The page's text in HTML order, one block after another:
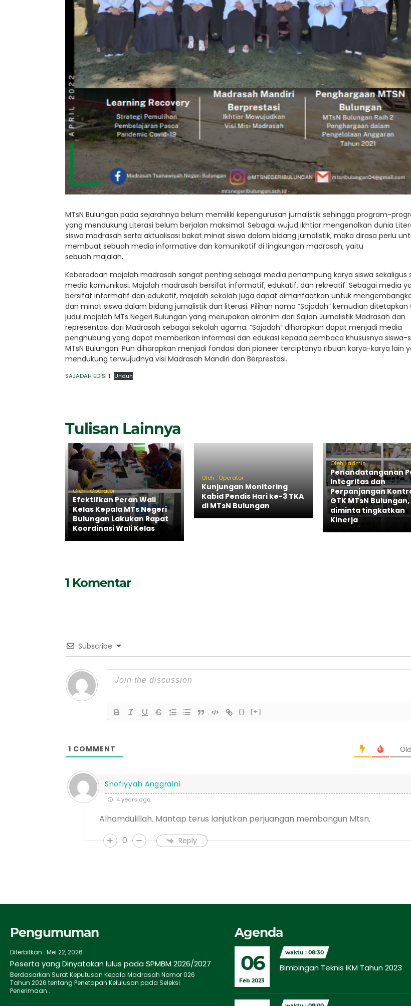
MTsN Bulungan pada sejarahnya belum memiliki kepengurusan jurnalistik sehingga program-
yang mendukung Literasi belum berjalan maksimal. Sebagai wujud ikhtiar mengenalkan dunia
siswa madrasah serta aktualisasi bakat minat siswa dalam bidang jurnalistik, maka dirasa perlu
membuat sebuah media informative dan komunikatif di lingkungan madrasah, yaitu
sebuah majalah.
Keberadaan majalah madrasah sangat penting sebagai media penampung karya siswa sekaligus
media komunikasi. Majalah madrasah bersifat informatif, edukatif, dan rekreatif. Sebagai media
bersifat informatif dan edukatif, majalah sekolah juga dapat dimanfaatkan untuk
dan minat siswa dalam bidang jurnalistik dan literasi. Pilihan nama “Sajadah” kemudian ditetapkan
judul majalah MTs Negeri Bulungan yang merupakan akronim dari Sajian Jurnalistik Madrasah dan
representasi dari Madrasah sebagai sekolah agama. “Sajadah” diharapkan dapat menjadi media
penghubung yang dapat memberikan informasi dan edukasi kepada pembaca khususnya siswa-
MTsN Bulungan. Pun diharapkan menjadi fondasi dan pioneer terciptanya ribuan karya-karya lain
mendukung terwujudnya visi Madrasah Mandiri dan Berprestasi.
SAJADAH EDISI 1 Unduh
Tulisan Lainnya
Oleh : Operator
Efektifkan Peran Wali
Kelas Kepala MTs Negeri
Bulungan Lakukan Rapat
Koordinasi Wali Kelas
Oleh : Operator
Kunjungan Monitoring
Kabid Pendis Hari ke-3 TKA
di MTsN Bulungan
Oleh : admin
Penandatanganan
Integritas dan
Perpanjangan
GTK MTsN Bulungan,
diminta tingkatkan
Kinerja
1 Komentar
Subscribe
{} [+]
1 COMMENT
Shofiyyah Anggraini
4 years ago
Alhamdulillah. Mantap terus lanjutkan perjuangan membangun Mtsn.
0
Reply
Pengumuman
Diterbitkan : Mei 22, 2026
Peserta yang Dinyatakan lulus pada SPMBM 2026/2027
Berdasarkan Surat Keputusan Kepala Madrasah Nomor 026
Tahun 2026 tentang Penetapan Kelulusan pada Seleksi
Penerimaan..
Agenda
06
Feb 2023
waktu : 08:30
Bimbingan Teknis IKM Tahun 2023